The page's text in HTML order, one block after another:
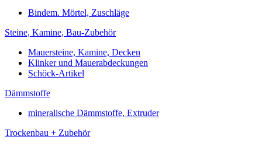
Bindem. Mörtel, Zuschläge
Steine, Kamine, Bau-Zubehör
Mauersteine, Kamine, Decken
Klinker und Mauerabdeckungen
Schöck-Artikel
Dämmstoffe
mineralische Dämmstoffe, Extruder
Trockenbau + Zubehör